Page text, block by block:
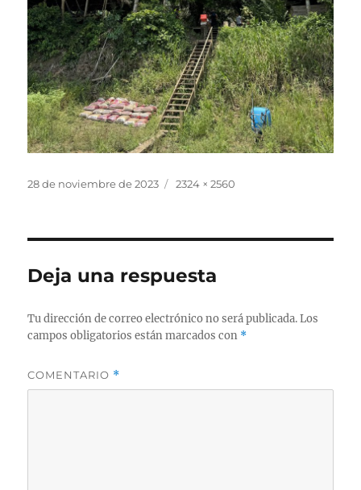
Publicado
28 de noviembre de 2023
Tamaño
2324 × 2560
Deja una respuesta
Tu dirección de correo electrónico no será publicada. Los
campos obligatorios están marcados con *
COMENTARIO *